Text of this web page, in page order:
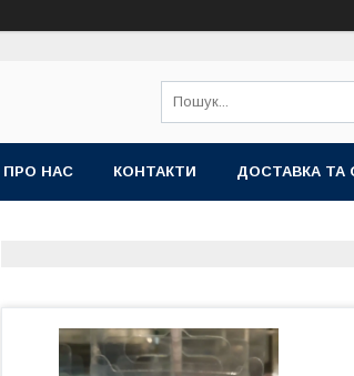
ПРО НАС КОНТАКТИ ДОСТАВКА ТА